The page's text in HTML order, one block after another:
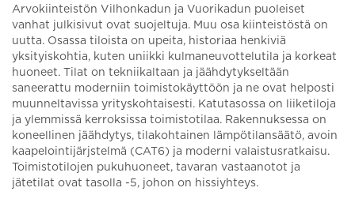
Arvokiinteistön Vilhonkadun ja Vuorikadun puoleiset
vanhat julkisivut ovat suojeltuja. Muu osa kiinteistöstä on
uutta. Osassa tiloista on upeita, historiaa henkiviä
yksityiskohtia, kuten uniikki kulmaneuvottelutila ja korkeat
huoneet. Tilat on tekniikaltaan ja jäähdytykseltään
saneerattu moderniin toimistokäyttöön ja ne ovat helposti
muunneltavissa yrityskohtaisesti. Katutasossa on liiketiloja
ja ylemmissä kerroksissa toimistotilaa. Rakennuksessa on
koneellinen jäähdytys, tilakohtainen lämpötilansäätö, avoin
kaapelointijärjstelmä (CAT6) ja moderni valaistusratkaisu.
Toimistotilojen pukuhuoneet, tavaran vastaanotot ja
jätetilat ovat tasolla -5, johon on hissiyhteys.